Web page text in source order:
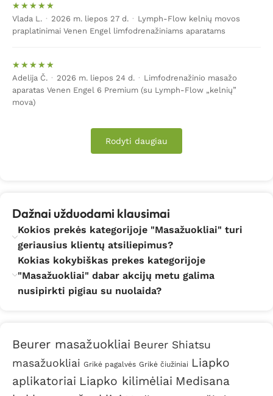
efektyviai atsigauti po sunkios darbo dienos ar fizinių
krūvių.
veiksmingas priemones, padedančias pamaloninti save
ir savo kūną namuose. Šios priemonės tiks kiekvienam
pagal poreikį, masažuojančias pačias įvairiausias sritis,
nuo galvos iki kojų ar atliekančias daugiafunkcinius
sunkių dienos darbų paprasčiausiai… pamiršti
kasdieninius rūpesčius. Skirtingi masažuokliai padeda
ne tik palaiduoti konkrečias kūno vietas, tačiau tuo
pačiu susidoroti su sudėtingomis sveikatos
problemomis.
nemaloniais kojų skausmais. XXI amžiaus rykštė – kojų
skausmas, kuris kyla dėl intensyviai sėdimo darbo.
Jeigu kiekvieną diną prasidėsite bent po aštuonias
valandas – tokiu atveju fizinis aktyvumas Jums yra
Vlada L. · 2026 m. liepos 27 d. · Lymph-Flow kelnių movos
praplatinimai Venen Engel limfodrenažiniams aparatams
Adelija Č. · 2026 m. liepos 24 d. · Limfodrenažinio masažo
aparatas Venen Engel 6 Premium (su Lymph-Flow „kelnių”
mova)
Rodyti daugiau
Dažnai užduodami klausimai
Kokios prekės kategorijoje "Masažuokliai" turi
geriausius klientų atsiliepimus?
Kokias kokybiškas prekes kategorijoje
"Masažuokliai" dabar akcijų metu galima
nusipirkti pigiau su nuolaida?
Beurer masažuokliai Beurer Shiatsu
masažuokliai Grikė pagalvės Grikė čiužiniai Liapko
aplikatoriai Liapko kilimėliai Medisana